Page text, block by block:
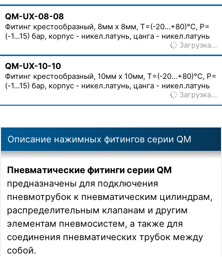
QM-UX-08-08
Фитинг крестообразный, 8мм x 8мм, T=(-20...+80)°C, P=
(-1...15) бар, корпус - никел.латунь, цанга - никел.латунь
Загрузка…
QM-UX-10-10
Фитинг крестообразный, 10мм x 10мм, T=(-20...+80)°C, P=
(-1...15) бар, корпус - никел.латунь, цанга - никел.латунь
Загрузка…
Описание нажимных фитингов серии QM
Пневматические фитинги серии QM
предназначены для подключения
пневмотрубок к пневматическим цилиндрам,
распределительным клапанам и другим
элементам пневмосистем, а также для
соединения пневматических трубок между
собой.